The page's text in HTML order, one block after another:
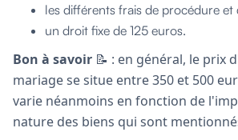
les différents frais de procédure et
un droit fixe de 125 euros.
Bon à savoir 📝 : en général, le prix
mariage se situe entre 350 et 500
varie néanmoins en fonction de
nature des biens qui sont